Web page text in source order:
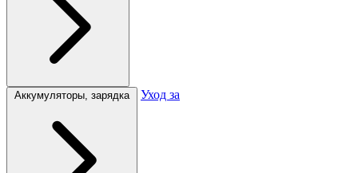
Аккумуляторы, зарядка Уход за